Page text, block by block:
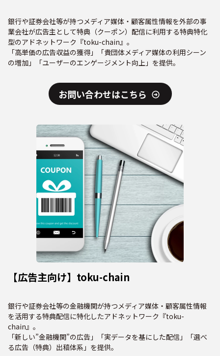
銀行や証券会社等が持つメディア媒体・顧客属性情報を外部の事
業会社が広告主として特典（クーポン）配信に利用する特典特化
型のアドネットワーク『toku-chain』。
「高単価の広告収益の獲得」「貴団体メディア媒体の利用シーン
の増加」「ユーザーのエンゲージメント向上」を提供。
お問い合わせはこちら
【広告主向け】toku-chain
銀行や証券会社等の金融機関が持つメディア媒体・顧客属性情報
を活用する特典配信に特化したアドネットワーク『toku-
chain』。
「新しい”金融機関”の広告」「実データを基にした配信」「選べ
る広告（特典）出稿体系」を提供。